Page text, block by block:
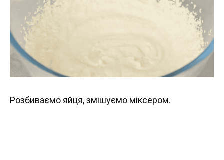
Розбиваємо яйця, змішуємо міксером.